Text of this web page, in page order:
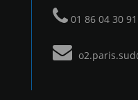
01 86 04 30 91